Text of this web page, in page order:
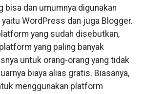
bisa dan umumnya digunakan
WordPress dan juga Blogger.
yang sudah disebutkan,
yang paling banyak
untuk orang-orang yang tidak
biaya alias gratis. Biasanya,
menggunakan platform